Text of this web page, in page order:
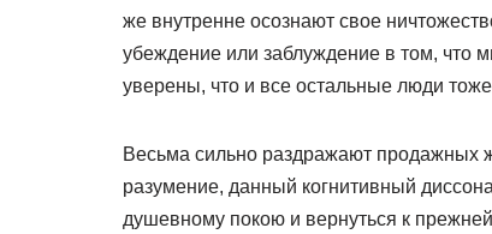
же внутренне осознают свое
убеждение или заблуждение в том, что
уверены, что и все остальные люди
Весьма сильно раздражают продажных
разумение, данный когнитивный
душевному покою и вернуться к